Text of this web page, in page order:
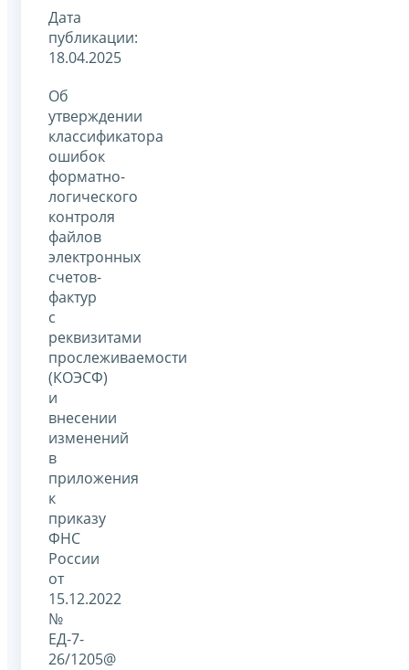
Дата
публикации:
18.04.2025
Об
утверждении
классификатора
ошибок
форматно-
логического
контроля
файлов
электронных
счетов-
фактур
с
реквизитами
прослеживаемости
(КОЭСФ)
и
внесении
изменений
в
приложения
к
приказу
ФНС
России
от
15.12.2022
№
ЕД-7-
26/1205@